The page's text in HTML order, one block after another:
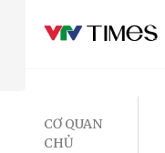
CƠ QUAN
CHỦ